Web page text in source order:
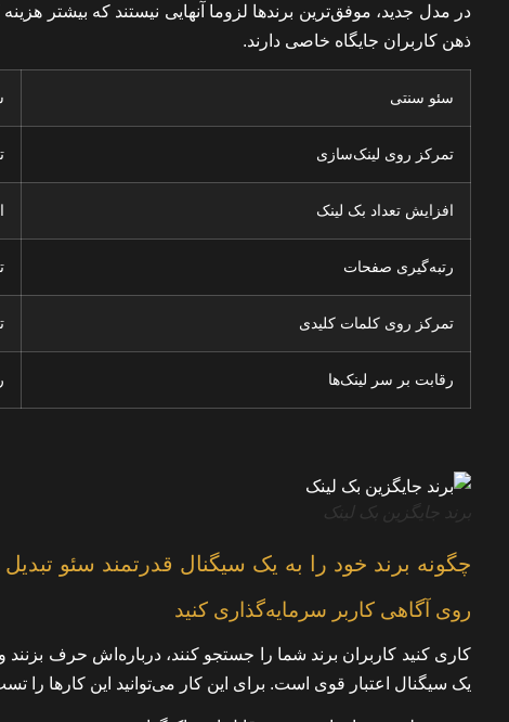
در مدل جدید، موفق‌ترین برندها لزوما آنهایی نیستند که بیشتر
ذهن کاربران جایگاه خاصی دارند.
سئو سنتی
تمرکز روی لینک‌سازی
افزایش تعداد بک لینک
رتبه‌گیری صفحات
تمرکز روی کلمات کلیدی
رقابت بر سر لینک‌ها
برند جایگزین بک لینک
چگونه برند خود را به یک سیگنال قدرتمند سئو تبدیل
روی آگاهی کاربر سرمایه‌گذاری کنید
کاری کنید کاربران برند شما را جستجو کنند، درباره‌اش حرف
یک سیگنال اعتبار قوی است. برای این کار می‌توانید این کارها را